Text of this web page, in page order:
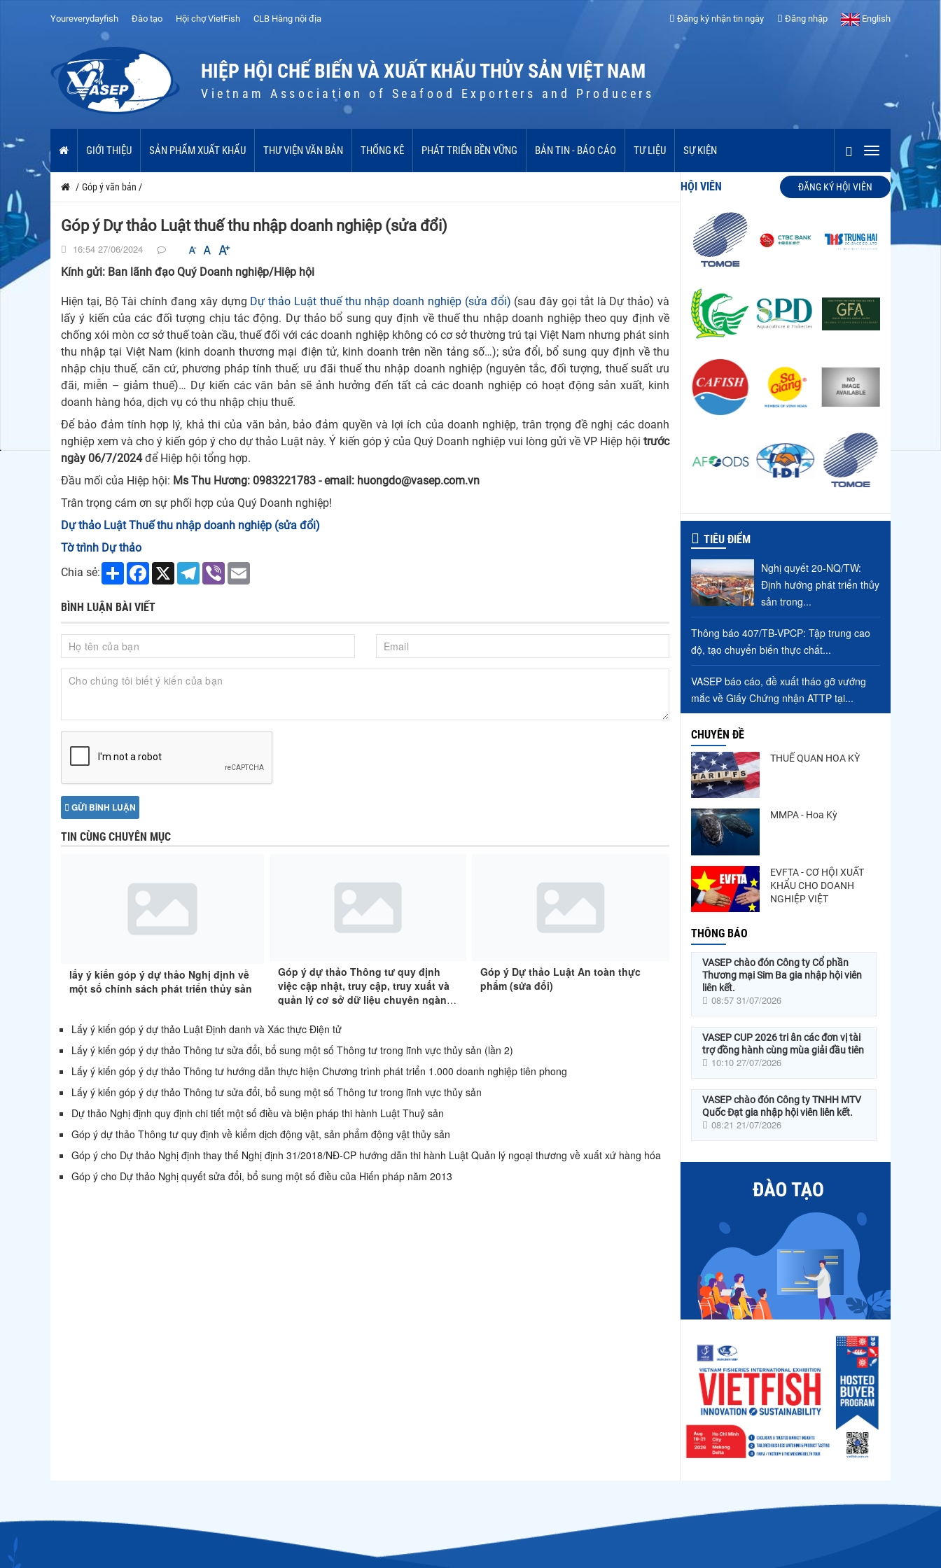
Youreverydayfish Đào tạo Hội chợ VietFish CLB Hàng nội địa Đăng ký nhận tin ngày Đăng nhập English
HIỆP HỘI CHẾ BIẾN VÀ XUẤT KHẨU THỦY SẢN VIỆT NAM
Vietnam Association of Seafood Exporters and Producers
GIỚI THIỆU SẢN PHẨM XUẤT KHẨU THƯ VIỆN VĂN BẢN THỐNG KÊ PHÁT TRIỂN BỀN VỮNG BẢN TIN - BÁO CÁO TƯ LIỆU SỰ KIỆN
/ Góp ý văn bản /
Góp ý Dự thảo Luật thuế thu nhập doanh nghiệp (sửa đổi)
16:54 27/06/2024
Kính gửi: Ban lãnh đạo Quý Doanh nghiệp/Hiệp hội
Hiện tại, Bộ Tài chính đang xây dựng Dự thảo Luật thuế thu nhập doanh nghiệp (sửa đổi) (sau đây gọi tắt là Dự thảo) và
lấy ý kiến của các đối tượng chịu tác động. Dự thảo bổ sung quy định về thuế thu nhập doanh nghiệp theo quy định về
chống xói mòn cơ sở thuế toàn cầu, thuế đối với các doanh nghiệp không có cơ sở thường trú tại Việt Nam nhưng phát sinh
thu nhập tại Việt Nam (kinh doanh thương mại điện tử, kinh doanh trên nền tảng số…); sửa đổi, bổ sung quy định về thu
nhập chịu thuế, căn cứ, phương pháp tính thuế; ưu đãi thuế thu nhập doanh nghiệp (nguyên tắc, đối tượng, thuế suất ưu
đãi, miễn – giảm thuế)… Dự kiến các văn bản sẽ ảnh hưởng đến tất cả các doanh nghiệp có hoạt động sản xuất, kinh
doanh hàng hóa, dịch vụ có thu nhập chịu thuế.
Để bảo đảm tính hợp lý, khả thi của văn bản, bảo đảm quyền và lợi ích của doanh nghiệp, trân trọng đề nghị các doanh
nghiệp xem và cho ý kiến góp ý cho dự thảo Luật này. Ý kiến góp ý của Quý Doanh nghiệp vui lòng gửi về VP Hiệp hội trước
ngày 06/7/2024để Hiệp hội tổng hợp.
Đầu mối của Hiệp hội: Ms Thu Hương: 0983221783 - email: huongdo@vasep.com.vn
Trân trọng cám ơn sự phối hợp của Quý Doanh nghiệp!
Dự thảo Luật Thuế thu nhập doanh nghiệp (sửa đổi)
Tờ trình Dự thảo
Chia sẻ:
Share Facebook
X Telegram
Viber
BÌNH LUẬN BÀI VIẾT
GỬI BÌNH LUẬN
TIN CÙNG CHUYÊN MỤC
lấy ý kiến góp ý dự thảo Nghị định về
một số chính sách phát triển thủy sản
Góp ý dự thảo Thông tư quy định
việc cập nhật, truy cập, truy xuất và
quản lý cơ sở dữ liệu chuyên ngành
Góp ý Dự thảo Luật An toàn thực
phẩm (sửa đổi)
Lấy ý kiến góp ý dự thảo Luật Định danh và Xác thực Điện tử
Lấy ý kiến góp ý dự thảo Thông tư sửa đổi, bổ sung một số Thông tư trong lĩnh vực thủy sản (lần 2)
Lấy ý kiến góp ý dự thảo Thông tư hướng dẫn thực hiện Chương trình phát triển 1.000 doanh nghiệp tiên phong
Lấy ý kiến góp ý dự thảo Thông tư sửa đổi, bổ sung một số Thông tư trong lĩnh vực thủy sản
Dự thảo Nghị định quy định chi tiết một số điều và biện pháp thi hành Luật Thuỷ sản
Góp ý dự thảo Thông tư quy định về kiểm dịch động vật, sản phẩm động vật thủy sản
Góp ý cho Dự thảo Nghị định thay thế Nghị định 31/2018/NĐ-CP hướng dẫn thi hành Luật Quản lý ngoại thương về xuất xứ hàng hóa
Góp ý cho Dự thảo Nghị quyết sửa đổi, bổ sung một số điều của Hiến pháp năm 2013
HỘI VIÊN ĐĂNG KÝ HỘI VIÊN
TIÊU ĐIỂM
Nghị quyết 20-NQ/TW:
Định hướng phát triển thủy
sản trong...
Thông báo 407/TB-VPCP: Tập trung cao
độ, tạo chuyển biến thực chất...
VASEP báo cáo, đề xuất tháo gỡ vướng
mắc về Giấy Chứng nhận ATTP tại...
CHUYÊN ĐỀ
THUẾ QUAN HOA KỲ
MMPA - Hoa Kỳ
EVFTA - CƠ HỘI XUẤT
KHẨU CHO DOANH
NGHIỆP VIỆT
THÔNG BÁO
VASEP chào đón Công ty Cổ phần
Thương mại Sim Ba gia nhập hội viên
liên kết.
08:57 31/07/2026
VASEP CUP 2026 tri ân các đơn vị tài
trợ đồng hành cùng mùa giải đầu tiên
10:10 27/07/2026
VASEP chào đón Công ty TNHH MTV
Quốc Đạt gia nhập hội viên liên kết.
08:21 21/07/2026